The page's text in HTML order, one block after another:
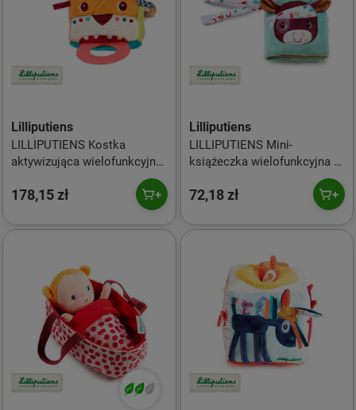
Lilliputiens
LILLIPUTIENS Kostka
aktywizująca wielofunkcyjna
178,15 zł
Lilliputiens
LILLIPUTIENS Mini-
książeczka wielofunkcyjna z
gryzakiem Farma 6 m+
72,18 zł